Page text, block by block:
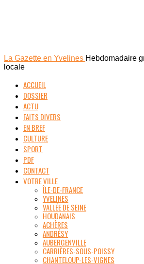
La Gazette en Yvelines Hebdomadaire
locale
ACCUEIL
DOSSIER
ACTU
FAITS DIVERS
EN BREF
CULTURE
SPORT
PDF
CONTACT
VOTRE VILLE
ÎLE-DE-FRANCE
YVELINES
VALLÉE DE SEINE
HOUDANAIS
ACHÈRES
ANDRÉSY
AUBERGENVILLE
CARRIÈRES-SOUS-POISSY
CHANTELOUP-LES-VIGNES